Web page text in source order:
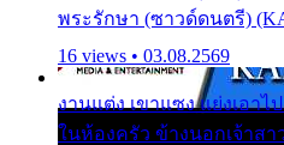
พระรักษา (ซาวด์ดนตรี)
16 views • 03.08.2569
งานแต่ง เขาแซง แย่งเอา
ในห้องครัว ข้างนอกเจ้าสา